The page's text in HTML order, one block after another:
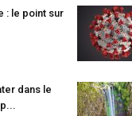
: le point sur
dans le